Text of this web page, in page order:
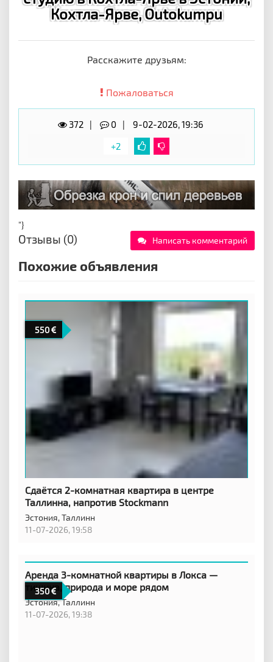
Кохтла-Ярве, Outokumpu
Расскажите друзьям:
Пожаловаться
372 0
9-02-2026, 19:36
+2
"}
Отзывы (0) Написать комментарий
Похожие объявления
550
Сдаётся 2-комнатная квартира в центре
Таллинна, напротив Stockmann
Эстония,Таллинн
11-07-2026, 19:58
350
Аренда 3-комнатной квартиры в Локса —
тишина, природа и море рядом
Эстония,Таллинн
11-07-2026, 19:38